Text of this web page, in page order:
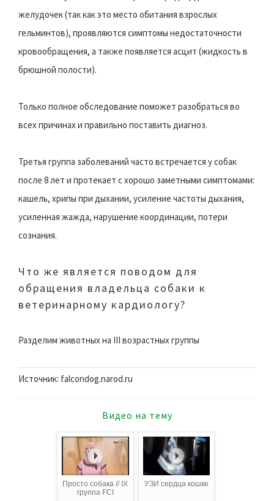
желудочек (так как это место обитания взрослых
гельминтов), проявляются симптомы недостаточности
кровообращения, а также появляется асцит (жидкость в
брюшной полости).
Только полное обследование поможет разобраться во
всех причинах и правильно поставить диагноз.
Третья группа заболеваний часто встречается у собак
после 8 лет и протекает с хорошо заметными симптомами:
кашель, хрипы при дыхании, усиление частоты дыхания,
усиленная жажда, нарушение координации, потери
сознания.
Что же является поводом для
обращения владельца собаки к
ветеринарному кардиологу?
Разделим животных на III возрастных группы
Источник: falcondog.narod.ru
Видео на тему
Просто собака // IX
группа FCI
УЗИ сердца кошке